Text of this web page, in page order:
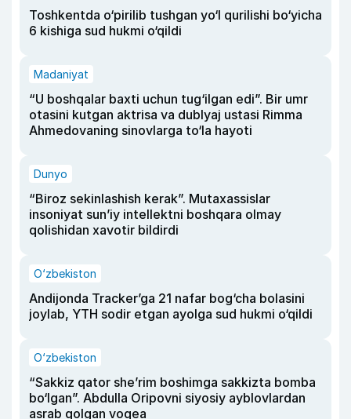
Toshkentda o‘pirilib tushgan yo‘l qurilishi bo‘yicha
6 kishiga sud hukmi o‘qildi
Madaniyat
“U boshqalar baxti uchun tug‘ilgan edi”. Bir umr
otasini kutgan aktrisa va dublyaj ustasi Rimma
Ahmedovaning sinovlarga to‘la hayoti
Dunyo
“Biroz sekinlashish kerak”. Mutaxassislar
insoniyat sun’iy intellektni boshqara olmay
qolishidan xavotir bildirdi
O‘zbekiston
Andijonda Tracker’ga 21 nafar bog‘cha bolasini
joylab, YTH sodir etgan ayolga sud hukmi o‘qildi
O‘zbekiston
“Sakkiz qator she’rim boshimga sakkizta bomba
bo‘lgan”. Abdulla Oripovni siyosiy ayblovlardan
asrab qolgan voqea